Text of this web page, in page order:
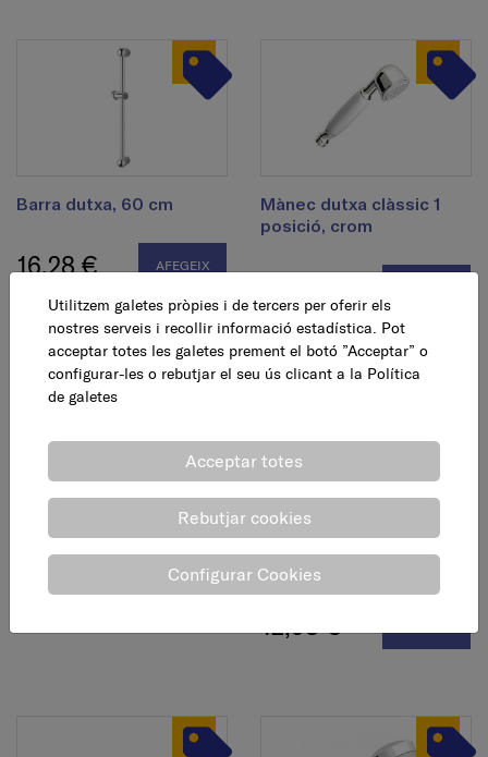
Barra dutxa, 60 cm
16,28 € AFEGEIX
Mànec dutxa clàssic 1
posició, crom
Mànec dutxa Genio
5,60 €
Mànec dutxa Idris 1
12,98 €
Utilitzem galetes pròpies i de tercers per oferir els
nostres serveis i recollir informació estadística. Pot
acceptar totes les galetes prement el botó ”Acceptar” o
configurar-les o rebutjar el seu ús clicant a la Política
de galetes
Acceptar totes
Rebutjar cookies
Configurar Cookies